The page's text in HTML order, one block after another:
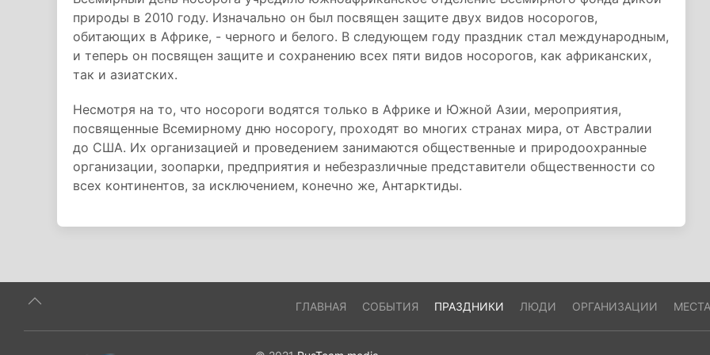
природы в 2010 году. Изначально он был посвящен защите двух видов носорогов,
обитающих в Африке, - черного и белого. В следующем году праздник стал международным,
и теперь он посвящен защите и сохранению всех пяти видов носорогов, как африканских,
так и азиатских.
Несмотря на то, что носороги водятся только в Африке и Южной Азии, мероприятия,
посвященные Всемирному дню носорогу, проходят во многих странах мира, от Австралии
до США. Их организацией и проведением занимаются общественные и природоохранные
организации, зоопарки, предприятия и небезразличные представители общественности со
всех континентов, за исключением, конечно же, Антарктиды.
ГЛАВНАЯ СОБЫТИЯ ПРАЗДНИКИ ЛЮДИ ОРГАНИЗАЦИИ МЕСТА